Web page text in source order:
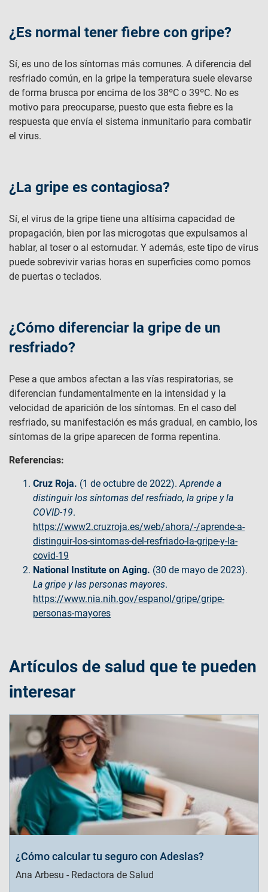
¿Es normal tener fiebre con gripe?
Sí, es uno de los síntomas más comunes. A diferencia del
resfriado común, en la gripe la temperatura suele elevarse
de forma brusca por encima de los 38ºC o 39ºC. No es
motivo para preocuparse, puesto que esta fiebre es la
respuesta que envía el sistema inmunitario para combatir
el virus.
¿La gripe es contagiosa?
Sí, el virus de la gripe tiene una altísima capacidad de
propagación, bien por las microgotas que expulsamos al
hablar, al toser o al estornudar. Y además, este tipo de virus
puede sobrevivir varias horas en superficies como pomos
de puertas o teclados.
¿Cómo diferenciar la gripe de un
resfriado?
Pese a que ambos afectan a las vías respiratorias, se
diferencian fundamentalmente en la intensidad y la
velocidad de aparición de los síntomas. En el caso del
resfriado, su manifestación es más gradual, en cambio, los
síntomas de la gripe aparecen de forma repentina.
Referencias:
Cruz Roja. (1 de octubre de 2022).Aprende a
distinguir los síntomas del resfriado, la gripe y la
COVID-19.
https://www2.cruzroja.es/web/ahora/-/aprende-a-
distinguir-los-sintomas-del-resfriado-la-gripe-y-la-
covid-19
National Institute on Aging. (30 de mayo de 2023).
La gripe y las personas mayores.
https://www.nia.nih.gov/espanol/gripe/gripe-
personas-mayores
Artículos de salud que te pueden
interesar
¿Cómo calcular tu seguro con Adeslas?
Ana Arbesu - Redactora de Salud